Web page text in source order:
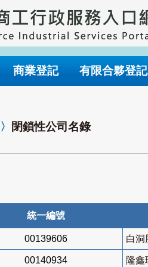
商業登記 有限合夥登記
〉 閉鎖性公司名錄
統一編號
00139606 白洞
00140934 隆鑫